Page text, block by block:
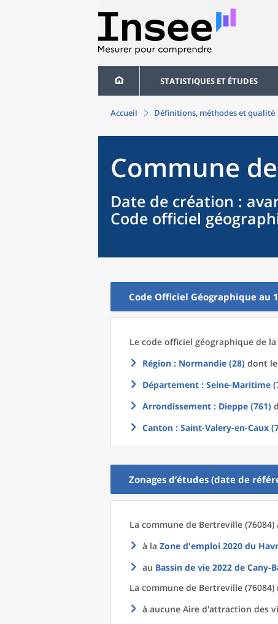
STATISTIQUES ET ÉTUDES
Accueil Définitions, méthodes et qualité
Commune de
Date de création :
Code officiel
Code Officiel Géographique au
Le code officiel géographique de la
Région : Normandie (28) dont
Département : Seine-Maritime
Arrondissement : Dieppe (761)
Canton : Saint-Valery-en-Caux
Zonages d’études (date de
La commune de Bertreville
à la Zone d'emploi 2020 du
au Bassin de vie 2022 de Cany-
La commune de Bertreville (76084)
à aucune Aire d'attraction des